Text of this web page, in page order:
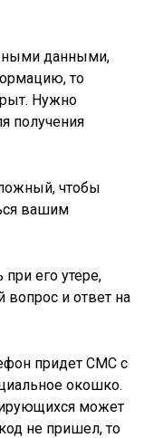
данными,
то
Нужно
получения
чтобы
вашим
его утере,
и ответ на
придет СМС с
окошко.
может
не пришел, то